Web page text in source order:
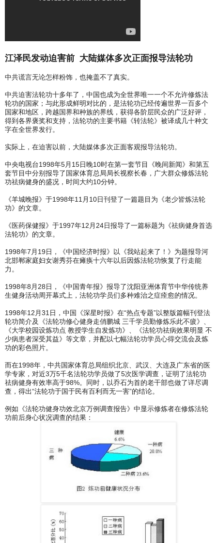
江泽民发动迫害前 大陆媒体多次正面报导法轮功
中共谎言无论怎样粉饰，也掩盖不了真实。
中共迫害法轮功十多年了，中国也成为全世界唯一一个不允许修炼法
轮功的国家；与此形成鲜明对比的，是法轮功已经传遍世界一百多个
国家和地区，跨越国界和种族的界线，获得各阶层民众的广泛好评，
得到各界褒奖和支持，法轮功的主要书籍《转法轮》被译成几十种文
字在全世界发行。
实际上，在迫害以前，大陆媒体多次正面客观报导法轮功。
中央电视台1998年5月15日晚10时在第一套节目《晚间新闻》和第五
套节目中分别报导了国家体育总局局长视察长春，广大群众修炼法轮
功祛病健身的盛况，时间大约10分钟。
《羊城晚报》于1998年11月10日刊登了一篇题目为《老少皆炼法轮
功》的文章。
《医药保健报》于1997年12月24日报导了一篇标题为《祛病健身首选
法轮功》的文章。
1998年7月19日，《中国经济时报》以《我站起来了！》为题报导河
北邯郸家庭妇女谢秀芬在瘫痪十六年以后因炼法轮功恢复了行走能
力。
1998年8月28日，《中国青年报》报导了沈阳亚洲体育节中华传统养
生健身活动周开幕式上，法轮功学员们多种难治之症痊愈的情况。
1998年12月31日，中国《深星时报》在“热点专题”以整版篇幅刊登法
轮功简介及《法轮功修心健身走俏鹏城 三千学员勤修炼乐此不疲》、
《大学校园设炼功点 教授学生自发炼功》、《法轮功祛病效果明显 不
少病患者深受其益》等文章，并配以七幅法轮功学员心得交流会及炼
功的彩色照片。
而在1998年，中共国家体育总局组织北京、武汉、大连及广东省的医
学专家，对近3万5千名法轮功学员做了5次医学调查，证明了法轮功
祛病健身有效率高于98%。同时，以乔石为首的老干部也做了详尽调
查，得出“法轮功于国于民有百利而无一害”的结论。
例如《法轮功健身功效北京万例调查报告》中显示修炼者在修炼法轮
功前后身心状况调查的结果：